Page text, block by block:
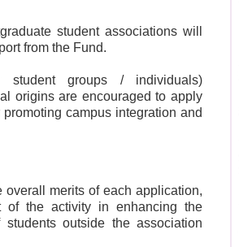
student associations will
from the Fund.
groups / individuals)
origins are encouraged to apply
campus integration and
merits of each application,
of the activity in enhancing the
outside the association